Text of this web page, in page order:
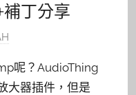
丁分享
呢？AudioThing
大器插件，但是